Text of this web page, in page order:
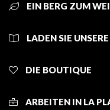
EIN BERG ZUM
LADEN SIE
DIE BOUTIQUE
ARBEITEN IN LA